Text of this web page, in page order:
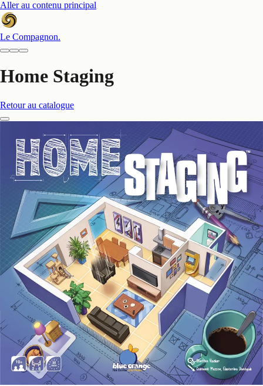
Aller au contenu principal
Le Compagnon.
Home Staging
Retour au catalogue